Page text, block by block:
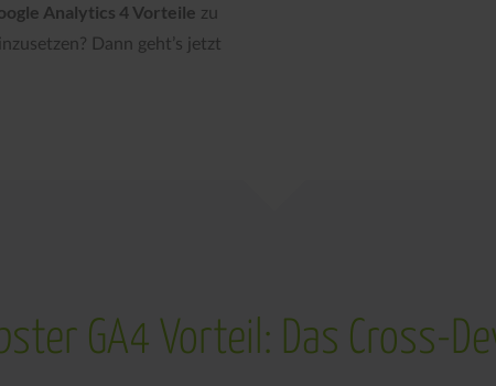
Analytics 4 Vorteile zu
Dann geht’s jetzt
GA4 Vorteil: Das Cross-